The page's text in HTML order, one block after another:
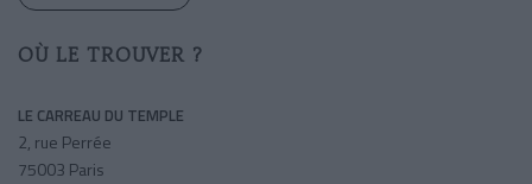
OÙ LE TROUVER ?
LE CARREAU DU TEMPLE
2, rue Perrée
75003 Paris